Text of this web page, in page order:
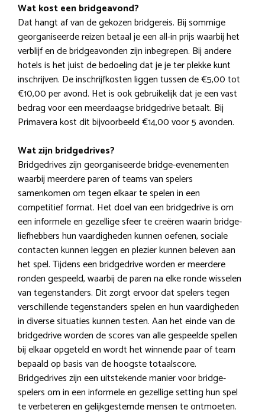
Wat kost een bridgeavond?
Dat hangt af van de gekozen bridgereis. Bij sommige
georganiseerde reizen betaal je een all-in prijs waarbij het
verblijf en de bridgeavonden zijn inbegrepen. Bij andere
hotels is het juist de bedoeling dat je je ter plekke kunt
inschrijven. De inschrijfkosten liggen tussen de €5,00 tot
€10,00 per avond. Het is ook gebruikelijk dat je een vast
bedrag voor een meerdaagse bridgedrive betaalt. Bij
Primavera kost dit bijvoorbeeld €14,00 voor 5 avonden.
Wat zijn bridgedrives?
Bridgedrives zijn georganiseerde bridge-evenementen
waarbij meerdere paren of teams van spelers
samenkomen om tegen elkaar te spelen in een
competitief format. Het doel van een bridgedrive is om
een informele en gezellige sfeer te creëren waarin bridge-
liefhebbers hun vaardigheden kunnen oefenen, sociale
contacten kunnen leggen en plezier kunnen beleven aan
het spel. Tijdens een bridgedrive worden er meerdere
ronden gespeeld, waarbij de paren na elke ronde wisselen
van tegenstanders. Dit zorgt ervoor dat spelers tegen
verschillende tegenstanders spelen en hun vaardigheden
in diverse situaties kunnen testen. Aan het einde van de
bridgedrive worden de scores van alle gespeelde spellen
bij elkaar opgeteld en wordt het winnende paar of team
bepaald op basis van de hoogste totaalscore.
Bridgedrives zijn een uitstekende manier voor bridge-
spelers om in een informele en gezellige setting hun spel
te verbeteren en gelijkgestemde mensen te ontmoeten.